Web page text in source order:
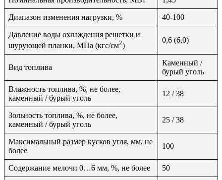
Диапазон изменения нагрузки, % 40-100
Давление воды охлаждения решетки и
шурующей планки, МПа (кгс/см2)
0,6 (6,0)
Вид топлива
Каменный /
бурый уголь
Влажность топлива, %, не более,
каменный / бурый уголь
12 / 38
Зольность топлива, %, не более,
каменный / бурый уголь
25 / 38
Максимальный размер кусков угля, мм, не
более
100
Содержание мелочи 0…6 мм, %, не более 50